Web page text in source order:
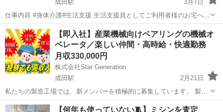
成田駅
3月7日
仕事内容 #身体介護#生活支援 生活支援員としてご利用者様のお宅へ訪
問し、身体介護や生活のサポートをするお仕事です！ 具体的には ・食
事介助、入浴介助、排泄介助などの身体介護 ・調理、掃除、洗濯...
千葉 成田市 成田駅 ホームヘルパー 未経験
【即入社】産業機械向けベアリングの機械オ
ペレータ／楽しい仲間・高時給・快適勤務
月収330,000円
株式会社Star Generation
成田駅
2月21日
私たちの製造工場では、新メンバーを積極的に募集しています。 製造
プロセスにおいて、品質と効率を重視しながらチームと協力し、優れ
千葉 富里市 成田駅 未経験
【何年も使っていない🧵】ミシンを査定